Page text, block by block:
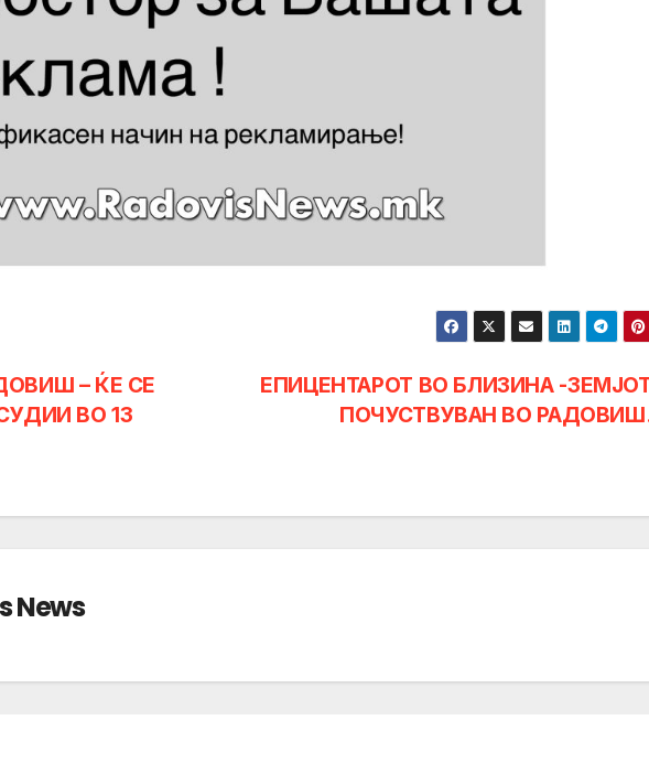
ЕПИЦЕНТАРОТ ВО БЛИЗИНА -
ПОЧУСТВУВАН ВО
– ЌЕ СЕ
ВО 13
News